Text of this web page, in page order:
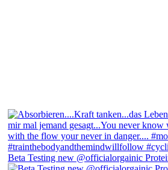
Beta Testing new @officialorgainic